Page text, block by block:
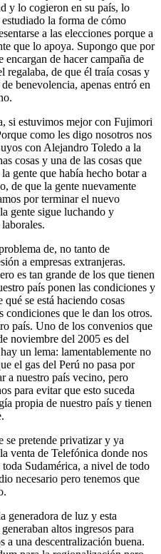
y lo cogieron en su país, lo
la forma de cómo
a las elecciones porque a
que lo apoya. Supongo que por
de hacer campaña de
regalaba, de que él traía cosas y
benevolencia, apenas entró en
si estuvimos mejor con Fujimori
como les digo nosotros nos
con Alejandro Toledo a la
cosas y una de las cosas que
gente que había hecho botar a
de que la gente nuevamente
por terminar el nuevo
gente sigue luchando y
de, no tanto de
a empresas extranjeras.
es tan grande de los que tienen
país ponen las condiciones y
se está haciendo cosas
condiciones que le dan los otros.
país. Uno de los convenios que
noviembre del 2005 es del
un lema: lamentablemente no
el gas del Perú no pasa por
a nuestro país vecino, pero
para evitar que esto suceda
propia de nuestro país y tienen
se pretende privatizar y ya
venta de Telefónica donde nos
Sudamérica, a nivel de todo
necesario pero tenemos que
generadora de luz y esta
altos ingresos para
a una descentralización buena.